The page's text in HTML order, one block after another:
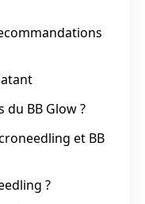
du BB Glow ?
et BB
?